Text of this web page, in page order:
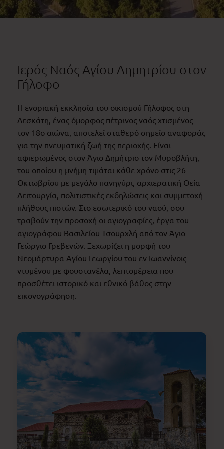
Ιερός Ναός Αγίου Δημητρίου στον
Γήλοφο
Η ενοριακή εκκλησία του οικισμού Γήλοφος στη
Δεσκάτη, ένας όμορφος πέτρινος ναός χτισμένος
τον 18ο αιώνα, αποτελεί σταθερό σημείο αναφοράς
για την πνευματική ζωή της περιοχής. Είναι
αφιερωμένος στον Άγιο Δημήτριο τον Μυροβλήτη,
του οποίου η μνήμη τιμάται κάθε χρόνο στις 26
Οκτωβρίου με μεγάλο πανηγύρι, αρχιερατική Θεία
Λειτουργία, πολιτιστικές εκδηλώσεις και συμμετοχή
πλήθους πιστών. Στο εσωτερικό του ναού, σου
τραβούν την προσοχή οι αγιογραφίες, έργα του
αγιογράφου Βασιλείου Τσουρχλή από τον Άγιο
Γεώργιο Γρεβενών. Ξεχωρίζει η μορφή του
Νεομάρτυρα Αγίου Γεωργίου του εν Ιωαννίνοις
ντυμένου με φουστανέλα, λεπτομέρεια που
προσθέτει ιστορικό και εθνικό βάθος στην
εικονογράφηση.